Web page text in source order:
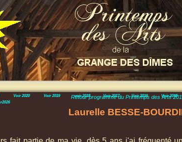
Retour programme du Printemps des Arts
Laurelle BESSE-
Voir 2020 Voir 2019 voir 2018 Voir 2017 Voir 2016 Voir 2015